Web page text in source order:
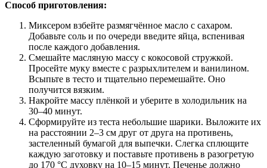
Способ приготовления:
Миксером взбейте размягчённое масло с сахаром.
Добавьте соль и по очереди введите яйца, вспенивая
после каждого добавления.
Смешайте масляную массу с кокосовой стружкой.
Просейте муку вместе с разрыхлителем и ванилином.
Всыпьте в тесто и тщательно перемешайте. Оно
получится вязким.
Накройте массу плёнкой и уберите в холодильник на
30–40 минут.
Сформируйте из теста небольшие шарики. Выложите их
на расстоянии 2–3 см друг от друга на противень,
застеленный бумагой для выпечки. Слегка сплющите
каждую заготовку и поставьте противень в разогретую
до 170 °C духовку на 10–15 минут. Печенье должно